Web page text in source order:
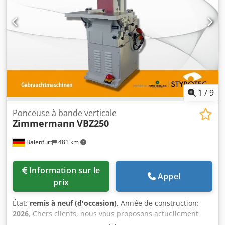
1 /9
Baienfurt 481 km
Ponceuse à bande verticale
Zimmermann VBZ250
prix
Appel
État: remis à neuf (d'occasion), Année de construction:
2026, Chers clients, nous vous proposons actuellement